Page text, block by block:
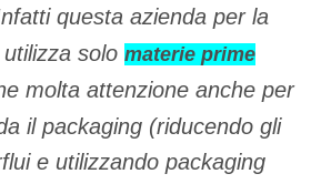
questa azienda per la
solo materie prime
molta attenzione anche per
il packaging (riducendo gli
e utilizzando packaging